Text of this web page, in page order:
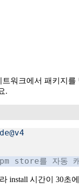
트워크에서 패키지
.
store를 자동
install 시간이 30초